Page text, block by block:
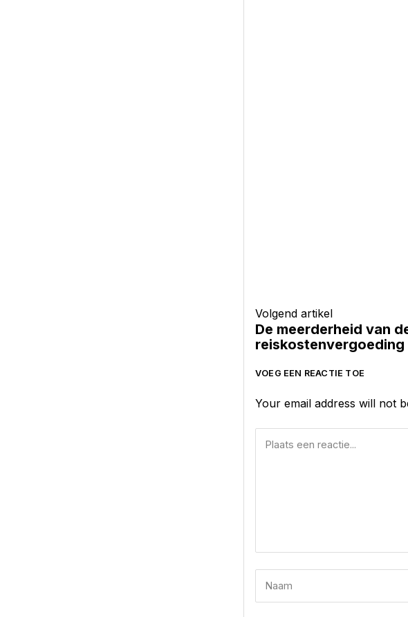
Volgend artikel
De meerderheid van
reiskostenvergoeding
VOEG EEN REACTIE TOE
Your email address will not